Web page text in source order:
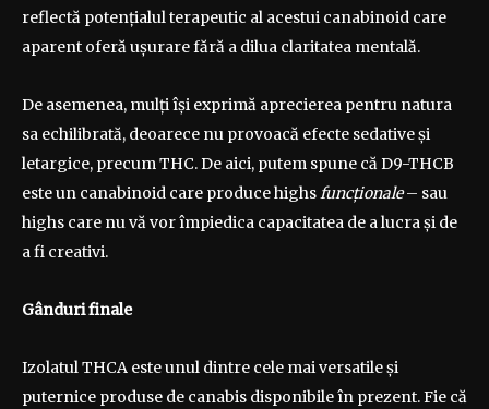
reflectă potențialul terapeutic al acestui canabinoid care
aparent oferă ușurare fără a dilua claritatea mentală.
De asemenea, mulți își exprimă aprecierea pentru natura
sa echilibrată, deoarece nu provoacă efecte sedative și
letargice, precum THC. De aici, putem spune că D9-THCB
este un canabinoid care produce highsfuncționale– sau
highs care nu vă vor împiedica capacitatea de a lucra și de
a fi creativi.
Gânduri finale
Izolatul THCA este unul dintre cele mai versatile și
puternice produse de canabis disponibile în prezent. Fie că